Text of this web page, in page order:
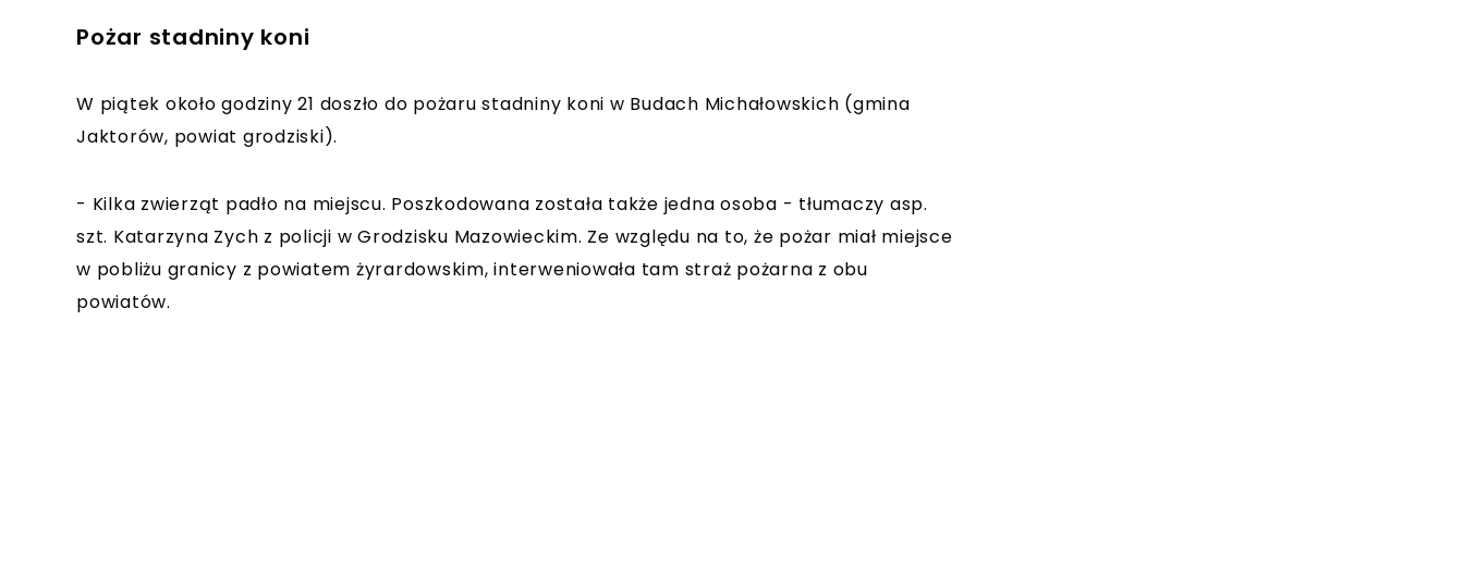
Pożar stadniny koni
W piątek około godziny 21 doszło do pożaru stadniny koni w Budach Michałowskich (gmina
Jaktorów, powiat grodziski).
- Kilka zwierząt padło na miejscu. Poszkodowana została także jedna osoba - tłumaczy asp.
szt. Katarzyna Zych z policji w Grodzisku Mazowieckim. Ze względu na to, że pożar miał miejsce
w pobliżu granicy z powiatem żyrardowskim, interweniowała tam straż pożarna z obu
powiatów.